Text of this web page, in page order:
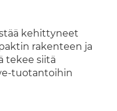
kehittyneet
rakenteen ja
tekee siitä
tuotantoihin